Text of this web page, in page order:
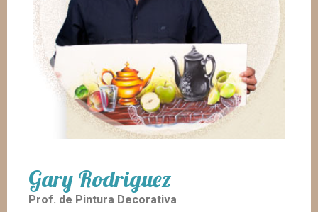
Gary Rodriguez
Prof. de Pintura Decorativa